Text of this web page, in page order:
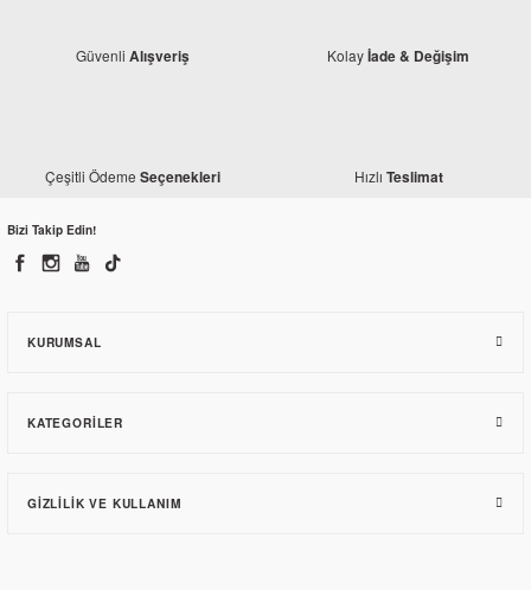
Güvenli Alışveriş Kolayİade & Değişim
Çeşitli Ödeme Seçenekleri Hızlı Teslimat
Bizi Takip Edin!
KURUMSAL
KATEGORILER
GIZLILIK VE KULLANIM